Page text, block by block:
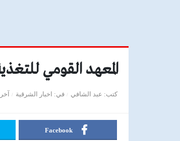
المعهد القومي
كتب عبد الشافي في اخبار الشرقية
Facebook